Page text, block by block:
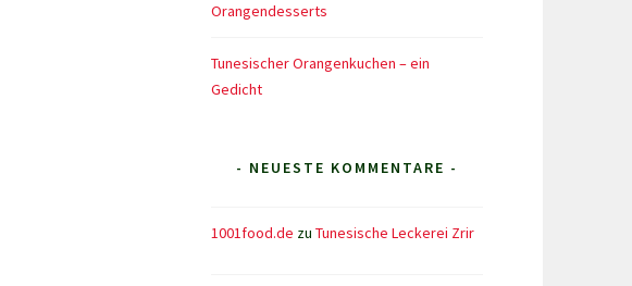
Orangendesserts
Tunesischer Orangenkuchen – ein
Gedicht
- NEUESTE KOMMENTARE -
1001food.de zu Tunesische Leckerei Zrir